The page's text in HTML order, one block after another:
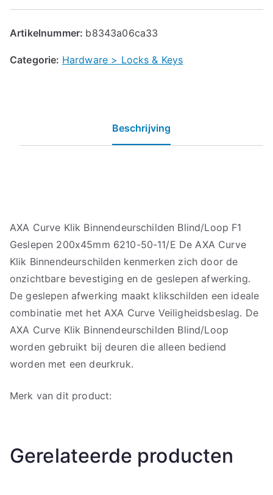
Artikelnummer: b8343a06ca33
Categorie: Hardware > Locks & Keys
Beschrijving
AXA Curve Klik Binnendeurschilden Blind/Loop F1
Geslepen 200x45mm 6210-50-11/E De AXA Curve
Klik Binnendeurschilden kenmerken zich door de
onzichtbare bevestiging en de geslepen afwerking.
De geslepen afwerking maakt klikschilden een ideale
combinatie met het AXA Curve Veiligheidsbeslag. De
AXA Curve Klik Binnendeurschilden Blind/Loop
worden gebruikt bij deuren die alleen bediend
worden met een deurkruk.
Merk van dit product:
Gerelateerde producten